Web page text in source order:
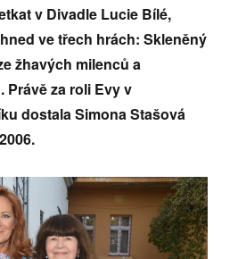
v Divadle Lucie Bílé,
ve třech hrách: Skleněný
žhavých milenců a
Právě za roli Evy v
dostala Simona Stašová